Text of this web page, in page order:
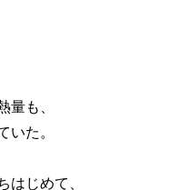
量も、
た。
はじめて、